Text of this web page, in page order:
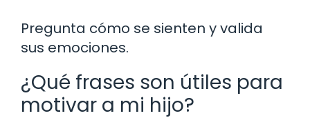
Pregunta cómo se sienten y valida
sus emociones.
¿Qué frases son útiles para
motivar a mi hijo?